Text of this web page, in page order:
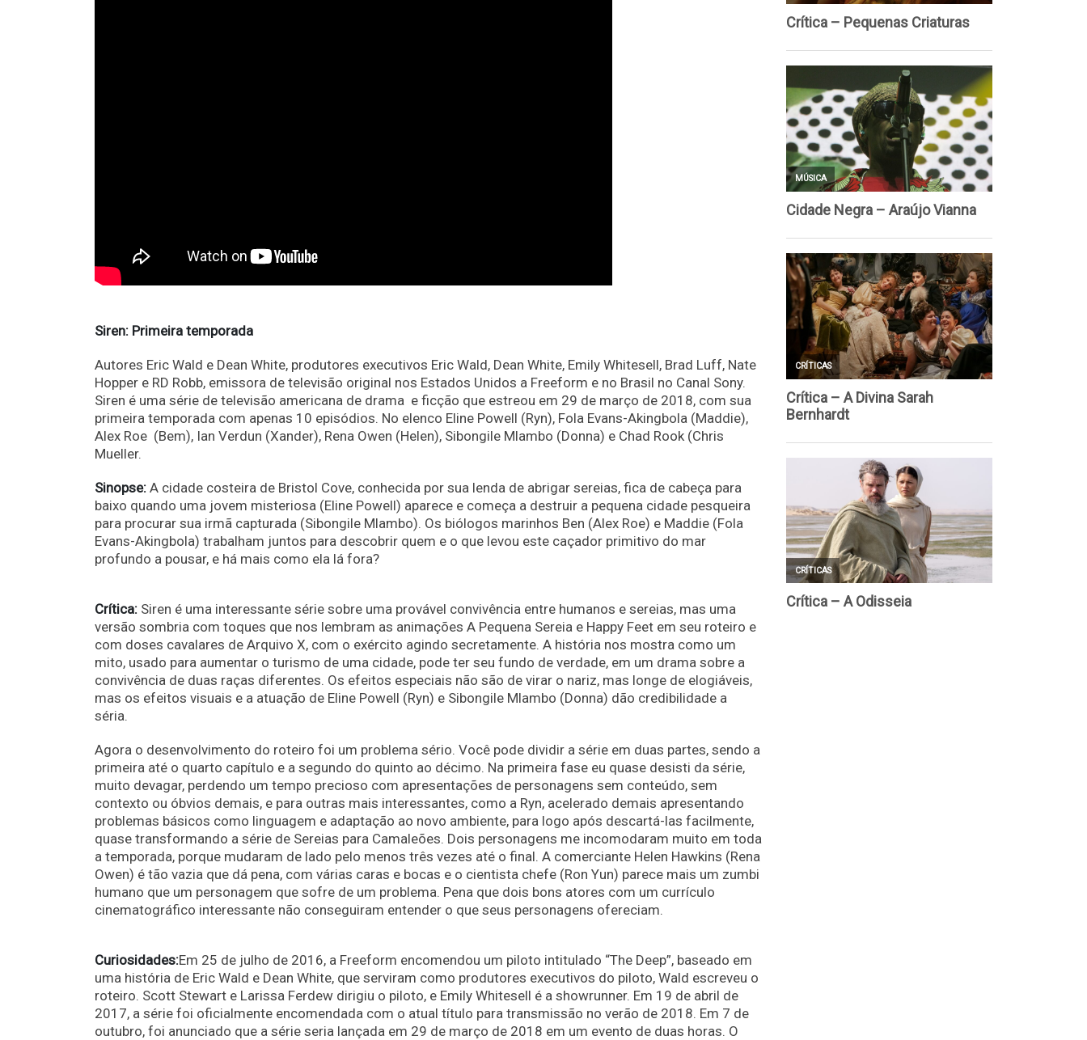
Siren: Primeira temporada
Autores Eric Wald e Dean White, produtores executivos Eric Wald, Dean White, Emily Whitesell, Brad Luff, Nate
Hopper e RD Robb, emissora de televisão original nos Estados Unidos a Freeform e no Brasil no Canal Sony.
Siren é uma série de televisão americana de drama e ficção que estreou em 29 de março de 2018, com sua
primeira temporada com apenas 10 episódios. No elenco Eline Powell (Ryn), Fola Evans-Akingbola (Maddie),
Alex Roe (Bem), Ian Verdun (Xander), Rena Owen (Helen), Sibongile Mlambo (Donna) e Chad Rook (Chris
Mueller.
Sinopse: A cidade costeira de Bristol Cove, conhecida por sua lenda de abrigar sereias, fica de cabeça para
baixo quando uma jovem misteriosa (Eline Powell) aparece e começa a destruir a pequena cidade pesqueira
para procurar sua irmã capturada (Sibongile Mlambo). Os biólogos marinhos Ben (Alex Roe) e Maddie (Fola
Evans-Akingbola) trabalham juntos para descobrir quem e o que levou este caçador primitivo do mar
profundo a pousar, e há mais como ela lá fora?
Crítica: Siren é uma interessante série sobre uma provável convivência entre humanos e sereias, mas uma
versão sombria com toques que nos lembram as animações A Pequena Sereia e Happy Feet em seu roteiro e
com doses cavalares de Arquivo X, com o exército agindo secretamente. A história nos mostra como um
mito, usado para aumentar o turismo de uma cidade, pode ter seu fundo de verdade, em um drama sobre a
convivência de duas raças diferentes. Os efeitos especiais não são de virar o nariz, mas longe de elogiáveis,
mas os efeitos visuais e a atuação de Eline Powell (Ryn) e Sibongile Mlambo (Donna) dão credibilidade a
séria.
Agora o desenvolvimento do roteiro foi um problema sério. Você pode dividir a série em duas partes, sendo a
primeira até o quarto capítulo e a segundo do quinto ao décimo. Na primeira fase eu quase desisti da série,
muito devagar, perdendo um tempo precioso com apresentações de personagens sem conteúdo, sem
contexto ou óbvios demais, e para outras mais interessantes, como a Ryn, acelerado demais apresentando
problemas básicos como linguagem e adaptação ao novo ambiente, para logo após descartá-las facilmente,
quase transformando a série de Sereias para Camaleões. Dois personagens me incomodaram muito em toda
a temporada, porque mudaram de lado pelo menos três vezes até o final. A comerciante Helen Hawkins (Rena
Owen) é tão vazia que dá pena, com várias caras e bocas e o cientista chefe (Ron Yun) parece mais um zumbi
humano que um personagem que sofre de um problema. Pena que dois bons atores com um currículo
cinematográfico interessante não conseguiram entender o que seus personagens ofereciam.
Curiosidades:Em 25 de julho de 2016, a Freeform encomendou um piloto intitulado “The Deep”, baseado em
uma história de Eric Wald e Dean White, que serviram como produtores executivos do piloto, Wald escreveu o
roteiro. Scott Stewart e Larissa Ferdew dirigiu o piloto, e Emily Whitesell é a showrunner. Em 19 de abril de
2017, a série foi oficialmente encomendada com o atual título para transmissão no verão de 2018. Em 7 de
outubro, foi anunciado que a série seria lançada em 29 de março de 2018 em um evento de duas horas. O